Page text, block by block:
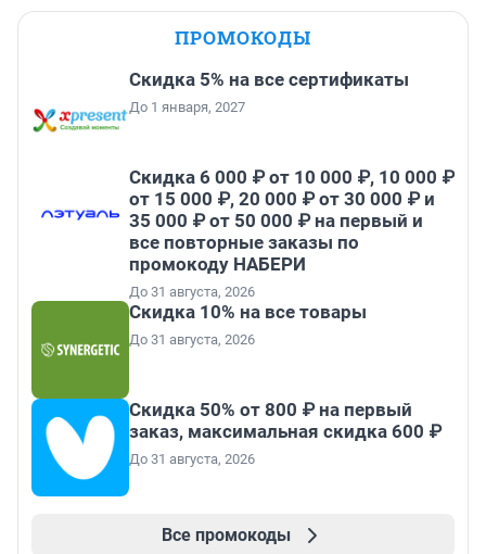
ПРОМОКОДЫ
Скидка 5% на все сертификаты
До 1 января, 2027
Скидка 6 000 ₽ от 10 000 ₽, 10 000 ₽
от 15 000 ₽, 20 000 ₽ от 30 000 ₽ и
35 000 ₽ от 50 000 ₽ на первый и
все повторные заказы по
промокоду НАБЕРИ
До 31 августа, 2026
Скидка 10% на все товары
До 31 августа, 2026
Скидка 50% от 800 ₽ на первый
заказ, максимальная скидка 600 ₽
До 31 августа, 2026
Все промокоды